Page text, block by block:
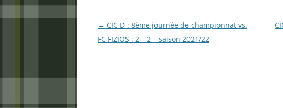
Navigation
des
← CIC D : 8ème journée de championnat vs.
FC FIZIOS : 2 – 2 – saison 2021/22